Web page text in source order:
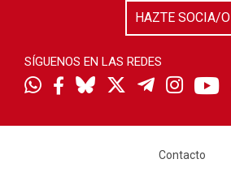
HAZTE SOCIA/O
SÍGUENOS EN LAS REDES
Contacto